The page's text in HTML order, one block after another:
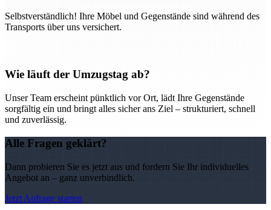
Selbstverständlich! Ihre Möbel und Gegenstände sind während des
Transports über uns versichert.
Wie läuft der Umzugstag ab?
Unser Team erscheint pünktlich vor Ort, lädt Ihre Gegenstände
sorgfältig ein und bringt alles sicher ans Ziel – strukturiert, schnell
und zuverlässig.
Alle Fragen geklärt?
Dann probieren Sie es jetzt aus und fordern Sie Ihr individuelles
Angebot an – ganz unverbindlich.
Jetzt Anfrage starten